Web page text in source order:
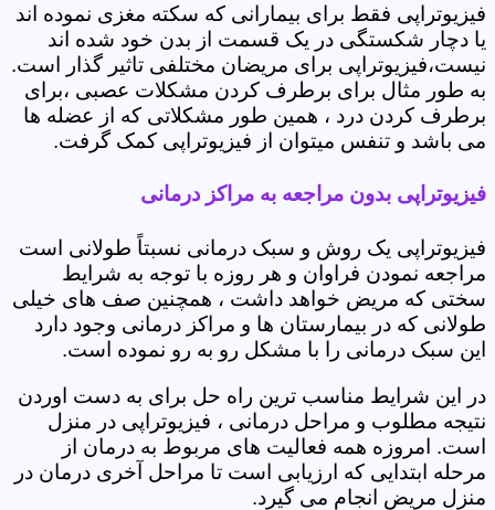
فیزیوتراپی فقط برای بیمارانی که سکته مغزی نموده اند
یا دچار شکستگی در یک قسمت از بدن خود شده اند
نیست،فیزیوتراپی برای مریضان مختلفی تاثیر گذار است.
به طور مثال برای برطرف کردن مشکلات عصبی ،برای
برطرف کردن درد ، همین طور مشکلاتی که از عضله ها
می باشد و تنفس میتوان از فیزیوتراپی کمک گرفت.
فیزیوتراپی بدون مراجعه به مراکز درمانی
فیزیوتراپی یک روش و سبک درمانی نسبتاً طولانی است
مراجعه نمودن فراوان و هر روزه با توجه به شرایط
سختی که مریض خواهد داشت ، همچنین صف های خیلی
طولانی که در بیمارستان ها و مراکز درمانی وجود دارد
این سبک درمانی را با مشکل رو به رو نموده است.
در این شرایط مناسب ترین راه حل برای به دست اوردن
نتیجه مطلوب و مراحل درمانی ، فیزیوتراپی در منزل
است. امروزه همه فعالیت های مربوط به درمان از
مرحله ابتدایی که ارزیابی است تا مراحل آخری درمان در
منزل مریض انجام می گیرد.